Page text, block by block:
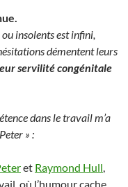
insolents est infini,
démentent leurs
servilité congénitale
dans le travail m’a
» :
et Raymond Hull
où l’humour cache